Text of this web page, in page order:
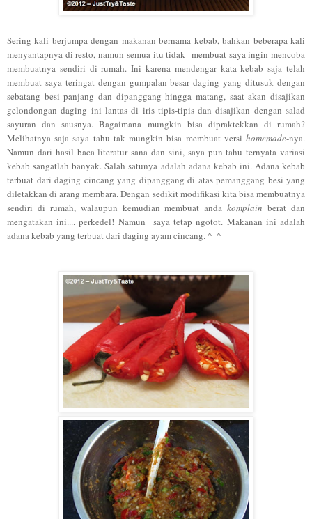
Sering kali berjumpa dengan makanan bernama kebab, bahkan beberapa kali
menyantapnya di resto, namun semua itu tidak membuat saya ingin mencoba
membuatnya sendiri di rumah. Ini karena mendengar kata kebab saja telah
membuat saya teringat dengan gumpalan besar daging yang ditusuk dengan
sebatang besi panjang dan dipanggang hingga matang, saat akan disajikan
gelondongan daging ini lantas di iris tipis-tipis dan disajikan dengan salad
sayuran dan sausnya. Bagaimana mungkin bisa dipraktekkan di rumah?
Melihatnya saja saya tahu tak mungkin bisa membuat versi homemade-nya.
Namun dari hasil baca literatur sana dan sini, saya pun tahu ternyata variasi
kebab sangatlah banyak. Salah satunya adalah adana kebab ini. Adana kebab
terbuat dari daging cincang yang dipanggang di atas pemanggang besi yang
diletakkan di arang membara. Dengan sedikit modifikasi kita bisa membuatnya
sendiri di rumah, walaupun kemudian membuat andakomplain berat dan
mengatakan ini.... perkedel! Namun saya tetap ngotot. Makanan ini adalah
adana kebab yang terbuat dari daging ayam cincang. ^_^